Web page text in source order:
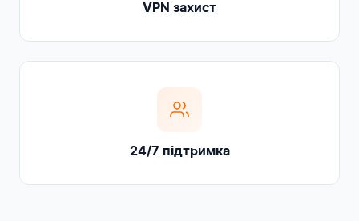
VPN захист
24/7 підтримка